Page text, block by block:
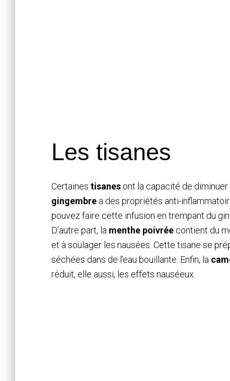
Les tisanes
Certaines tisanes ont la capacité de diminuer
gingembre a des propriétés anti-
pouvez faire cette infusion en trempant du
D’autre part, la menthe poivrée contient du
et à soulager les nausées. Cette tisane se
séchées dans de l’eau bouillante. Enfin, la
réduit, elle aussi, les effets nauséeux.